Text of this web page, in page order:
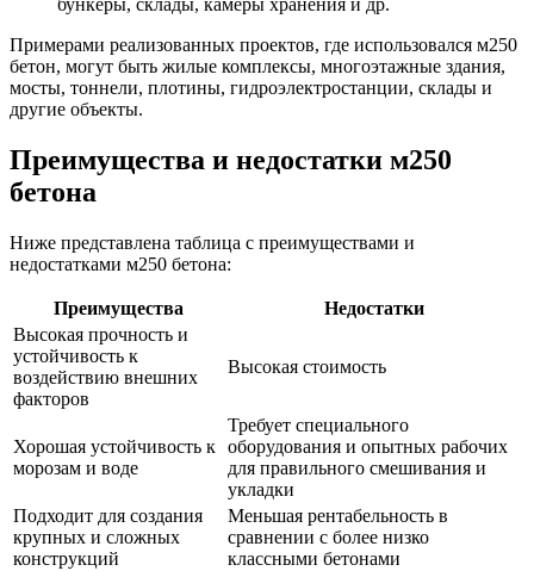
бункеры, склады, камеры хранения и др.
Примерами реализованных проектов, где использовался м250
бетон, могут быть жилые комплексы, многоэтажные здания,
мосты, тоннели, плотины, гидроэлектростанции, склады и
другие объекты.
Преимущества и недостатки м250
бетона
Ниже представлена таблица с преимуществами и
недостатками м250 бетона:
Преимущества
Недостатки
Высокая прочность и
устойчивость к
воздействию внешних
факторов
Высокая стоимость
Хорошая устойчивость к
морозам и воде
Требует специального
оборудования и опытных рабочих
для правильного смешивания и
укладки
Подходит для создания
крупных и сложных
конструкций
Меньшая рентабельность в
сравнении с более низко
классными бетонами